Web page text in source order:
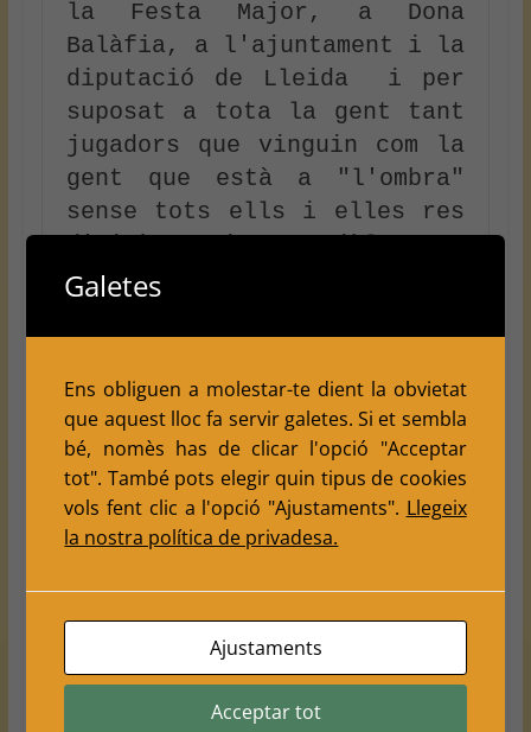
la Festa Major, a Dona
Balàfia, a l'ajuntament i la
diputació de Lleida  i per
suposat a tota la gent tant
jugadors que vinguin com la
gent que està a "l'ombra"
sense tots ells i elles res
deixem els cartells i
Programa Festa Major
Torneig escacs Festa Major
Galetes
Ens obliguen a molestar-te dient la obvietat
que aquest lloc fa servir galetes. Si et sembla
bé, nomès has de clicar l'opció "Acceptar
tot". També pots elegir quin tipus de cookies
vols fent clic a l'opció "Ajustaments". Llegeix
la nostra política de privadesa.
Ajustaments
Acceptar tot